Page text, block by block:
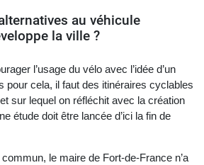
au véhicule
la ville ?
l’usage du vélo avec l’idée d’un
pour cela, il faut des itinéraires cyclables
sur lequel on réfléchit avec la création
étude doit être lancée d’ici la fin de
le maire de Fort-de-France n’a